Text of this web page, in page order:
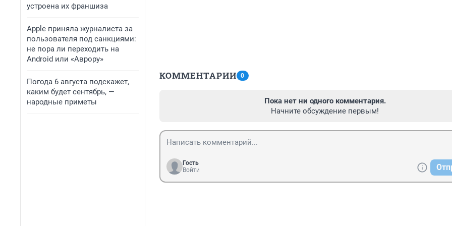
устроена их франшиза
Apple приняла журналиста за
пользователя под санкциями:
не пора ли переходить на
Android или «Аврору»
Погода 6 августа подскажет,
каким будет сентябрь, —
народные приметы
КОММЕНТАРИИ 0
Пока нет ни одного комментария.
Начните обсуждение первым!
Гость
Войти